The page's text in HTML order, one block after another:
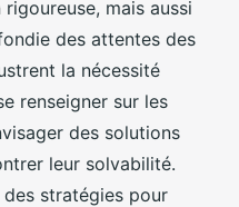
mais aussi
des attentes des
la nécessité
renseigner sur les
des solutions
leur solvabilité.
des stratégies pour